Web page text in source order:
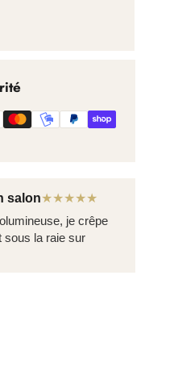
salon★★★★★
je crêpe
sous la raie sur